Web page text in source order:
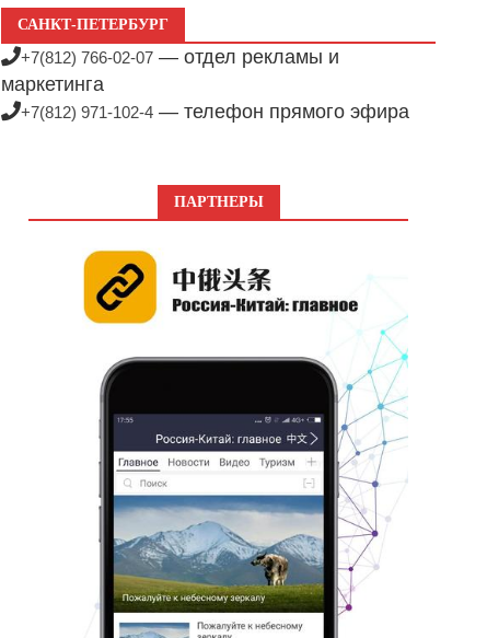
САНКТ-ПЕТЕРБУРГ
+7(812) 766-02-07 — отдел рекламы и
маркетинга
+7(812) 971-102-4 — телефон прямого эфира
ПАРТНЕРЫ